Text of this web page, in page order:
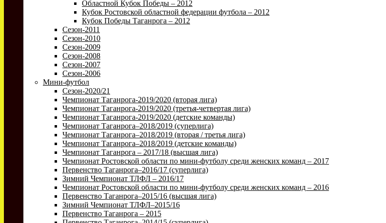
Областной Кубок Победы – 2012
Кубок Ростовской областной федерации футбола – 2012
Кубок Победы Таганрога – 2012
Сезон-2011
Сезон-2010
Сезон-2009
Сезон-2008
Сезон-2007
Сезон-2006
Мини-футбол
Сезон-2020/21
Чемпионат Таганрога-2019/2020 (вторая лига)
Чемпионат Таганрога-2019/2020 (третья-четвертая лига)
Чемпионат Таганрога-2019/2020 (детские команды)
Чемпионат Таганрога–2018/2019 (суперлига)
Чемпионат Таганрога–2018/2019 (вторая / третья лига)
Чемпионат Таганрога–2018/2019 (детские команды)
Чемпионат Таганрога – 2017/18 (высшая лига)
Чемпионат Ростовской области по мини-футболу среди женских команд – 2017
Первенство Таганрога–2016/17 (суперлига)
Зимний Чемпионат ТЛФЛ – 2016/17
Чемпионат Ростовской области по мини-футболу среди женских команд – 2016
Первенство Таганрога–2015/16 (высшая лига)
Зимний Чемпионат ТЛФЛ–2015/16
Первенство Таганрога – 2015